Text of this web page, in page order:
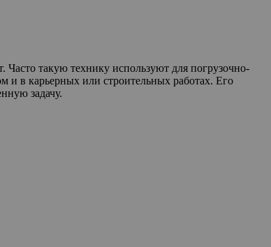
Часто такую технику используют для погрузочно-
и в карьерных или строительных работах. Его
задачу.